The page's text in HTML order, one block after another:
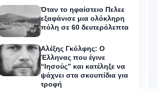
Όταν το ηφαίστειο Πελεε
εξαφάνισε μια ολόκληρη
πόλη σε 60 δευτερόλεπτα
Αλέξης Γκόλφης: Ο
Έλληνας που έγινε
“Ιησούς” και κατέληξε να
ψάχνει στα σκουπίδια για
τροφή